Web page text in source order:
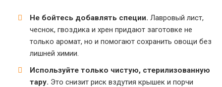
Не бойтесь добавлять специи. Лавровый лист,
чеснок, гвоздика и хрен придают заготовке не
только аромат, но и помогают сохранить овощи без
лишней химии.
Используйте только чистую, стерилизованную
тару. Это снизит риск вздутия крышек и порчи